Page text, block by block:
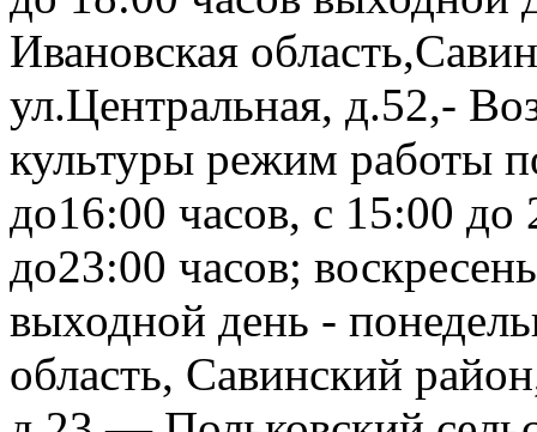
Ивановская
ул.Центральная, д.52,-
культуры режим работы
до16:00 часов, с 15:00 до
до23:00 часов;
выходной день -
область, Савинский